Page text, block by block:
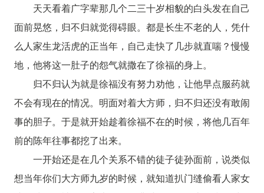
天天看着广字辈那几个二三十岁相貌的白头发在自己
面前晃悠，归不归就觉得碍眼。都是长生不老的人，凭什
么人家生龙活虎的正当年，自己走快了几步就直喘？慢慢
地，他将这一肚子的怨气就撒在了徐福的身上。
归不归认为就是徐福没有努力劝他，让他早点服药就
不会有现在的情况。明面对着大方师，归不归还没有敢闹
事的胆子。于是就开始趁着徐福不在的时候，将他几百年
前的陈年往事都挖了出来。
一开始还是在几个关系不错的徒子徒孙面前，说类似
想当年你们大方师九岁的时候，就知道扒门缝偷看人家女